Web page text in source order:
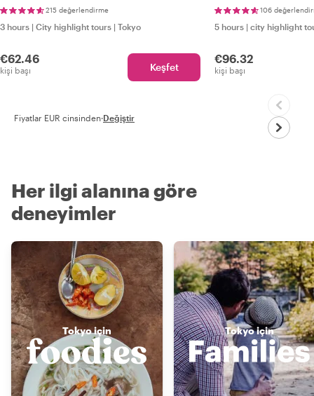
215 değerlendirme
3 hours | City highlight tours | Tokyo
€62.46
kişi başı Keşfet
106
5 hours | city highlight
€96.32
kişi başı
Fiyatlar EUR cinsinden·Değiştir
Her ilgi alanına göre
deneyimler
Tokyo için Tokyo için